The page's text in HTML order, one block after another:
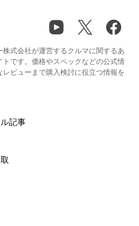
式会社が運営するクルマに関するあ
です。価格やスペックなどの公式情
ビューまで購入検討に役立つ情報を
記事